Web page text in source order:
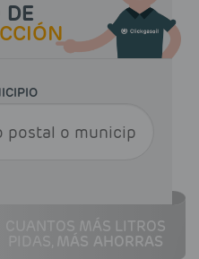
DE
CUANTOS MÁS LITROS
MÁS AHORRAS